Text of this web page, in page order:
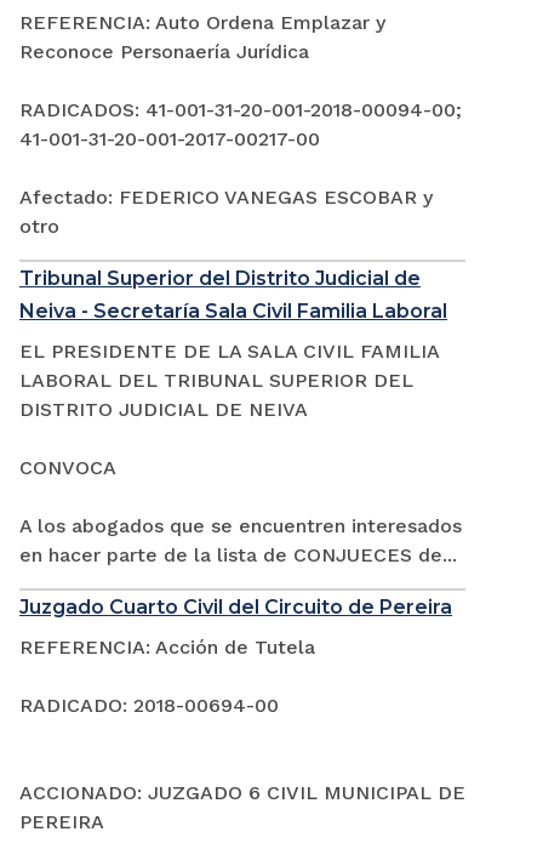
REFERENCIA: Auto Ordena Emplazar y
Reconoce Personaería Jurídica
RADICADOS: 41-001-31-20-001-2018-00094-00;
41-001-31-20-001-2017-00217-00
Afectado: FEDERICO VANEGAS ESCOBAR y
otro
Tribunal Superior del Distrito Judicial de
Neiva - Secretaría Sala Civil Familia Laboral
EL PRESIDENTE DE LA SALA CIVIL FAMILIA
LABORAL DEL TRIBUNAL SUPERIOR DEL
DISTRITO JUDICIAL DE NEIVA
CONVOCA
A los abogados que se encuentren interesados
en hacer parte de la lista de CONJUECES de...
Juzgado Cuarto Civil del Circuito de Pereira
REFERENCIA: Acción de Tutela
RADICADO: 2018-00694-00
ACCIONADO: JUZGADO 6 CIVIL MUNICIPAL DE
PEREIRA